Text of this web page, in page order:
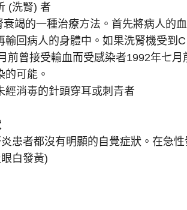
(洗腎) 者
衰竭的一種治療方法。首先將病人的
輸回病人的身體中。如果洗腎機受到
前曾接受輸血而受感染者1992年七
的可能。
經消毒的針頭穿耳或刺青者
患者都沒有明顯的自覺症狀。在急
白發黃)